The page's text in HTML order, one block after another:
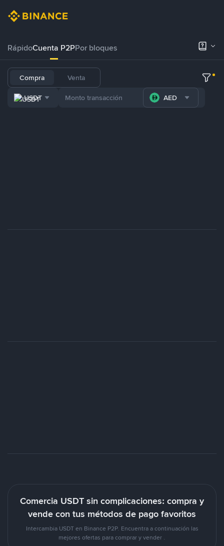
RápidoCuenta P2PPor bloques
Compra Venta
USDT AED
Comercia USDT sin complicaciones: compra y
vende con tus métodos de pago favoritos
Intercambia USDT en Binance P2P. Encuentra a continuación las
mejores ofertas para comprar y vender .